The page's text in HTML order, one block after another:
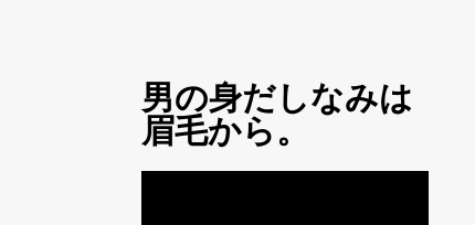
男の身だしなみは
眉毛から。